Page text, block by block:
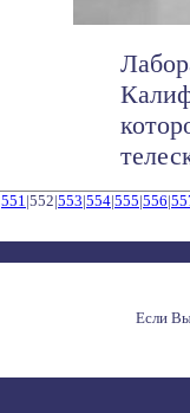
551|552|553|554|555|556|
Если